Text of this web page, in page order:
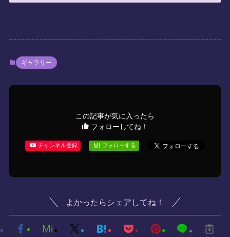
ギャラリー
この記事が気に入ったら
フォローしてね！
チャンネル登録 Mi フォローする
よかったらシェアしてね！
Mi